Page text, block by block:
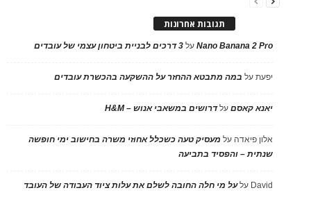
תגובות אחרונות
Nano Banana 2 Proעל 3 דרכים לבניית ביטחון עצמי של עובדים
יפעתעל במה מתבטא ההחזר על ההשקעה בהכשרת עובדים
יאנא קאסםעלדרושים במשאבי אנוש – H&M
אלון פיאדה על מעסיק טעה כשכלל אחוזי משרה בחישוב ימי חופשה
שנתית – והפסיד בתביעה
David עלעל מי חלה החובה לשלם את עלות ציוד העבודה של העובד